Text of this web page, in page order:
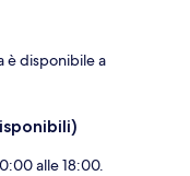
è disponibile a
alle 18:00.